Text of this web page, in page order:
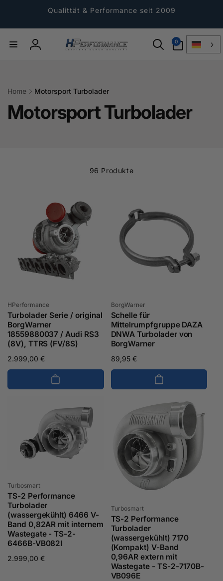
Qualittät & Performance seit 2009
Einloggen
0
Artikel
Home Motorsport Turbolader
Motorsport Turbolader
96 Produkte
Anbieter:
HPerformance
Turbolader Serie / original
BorgWarner
18559880037 / Audi RS3
(8V), TTRS (FV/8S)
Normaler
Preis
2.999,00 €
Anbieter:
BorgWarner
Schelle für
Mittelrumpfgruppe DAZA
DNWA Turbolader von
BorgWarner
Normaler
Preis
89,95 €
Anbieter:
Turbosmart
TS-2 Performance
Turbolader
(wassergekühlt) 6466 V-
Band 0,82AR mit internem
Wastegate - TS-2-
6466B-VB082I
Normaler
2.999,00 €
Anbieter:
Turbosmart
TS-2 Performance
Turbolader
(wassergekühlt) 7170
(Kompakt) V-Band
0,96AR extern mit
Wastegate - TS-2-7170B-
VB096E